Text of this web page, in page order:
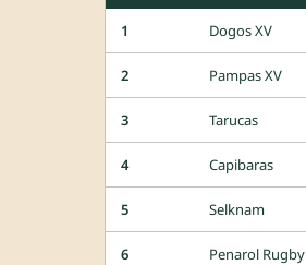
1 Dogos XV
2 Pampas XV
3 Tarucas
4 Capibaras
5 Selknam
6 Penarol Rugby